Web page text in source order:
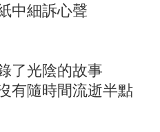
中細訴心聲
了光陰的故事
有隨時間流逝半點